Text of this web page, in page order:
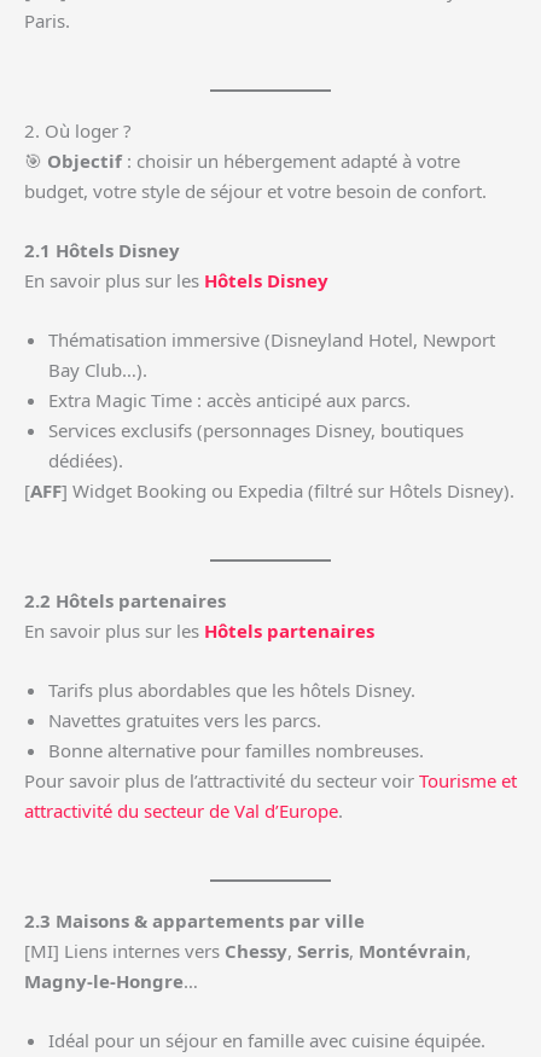
Paris.
2. Où loger ?
🎯 Objectif: choisir un hébergement adapté à votre
budget, votre style de séjour et votre besoin de confort.
2.1 Hôtels Disney
En savoir plus sur les Hôtels Disney
Thématisation immersive (Disneyland Hotel, Newport
Bay Club…).
Extra Magic Time : accès anticipé aux parcs.
Services exclusifs (personnages Disney, boutiques
dédiées).
[AFF] Widget Booking ou Expedia (filtré sur Hôtels Disney).
2.2 Hôtels partenaires
En savoir plus sur les Hôtels partenaires
Tarifs plus abordables que les hôtels Disney.
Navettes gratuites vers les parcs.
Bonne alternative pour familles nombreuses.
Pour savoir plus de l’attractivité du secteur voir Tourisme et
attractivité du secteur de Val d’Europe.
2.3 Maisons & appartements par ville
[MI] Liens internes vers Chessy, Serris, Montévrain,
Magny-le-Hongre…
Idéal pour un séjour en famille avec cuisine équipée.